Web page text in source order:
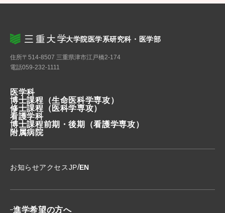
大学院医学系研究科・医学部
住所〒514-8507 三重県津市江戸橋2-174
電話059-232-1111
医学科
博士課程 （生命医科学専攻）
修士課程 （医科学専攻）
看護学科
博士課程前期・後期
（看護学専攻）
附属病院
お知らせアクセスJP/EN
進学希望の方へ